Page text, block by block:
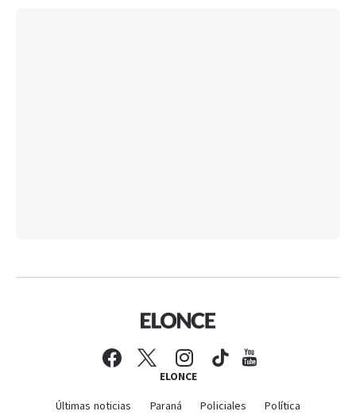
ELONCE
Últimas noticias Paraná Policiales Política